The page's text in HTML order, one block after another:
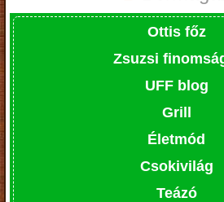
Ottis főz
Zsuzsi
UFF blog
Grill
Életmód
Csokivilág
Teázó